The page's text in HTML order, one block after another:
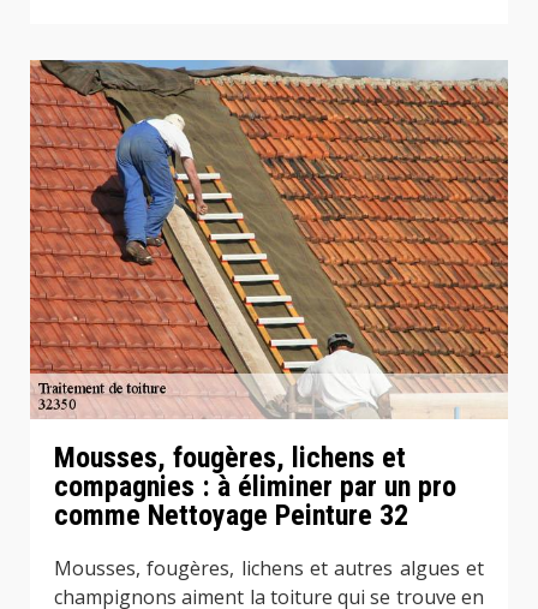
Mousses, fougères, lichens et
compagnies : à éliminer par un pro
comme Nettoyage Peinture 32
Mousses, fougères, lichens et autres algues et
champignons aiment la toiture qui se trouve en